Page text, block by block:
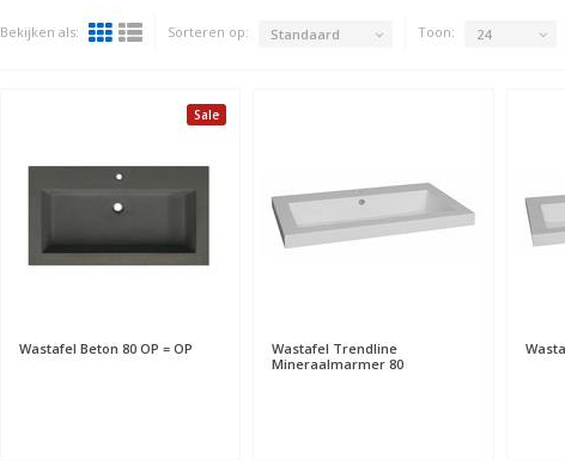
Bekijken als: Sorteren op: Standaard Toon: 24
Sale
Wastafel Beton 80 OP = OP
Wastafel Trendline
Mineraalmarmer 80